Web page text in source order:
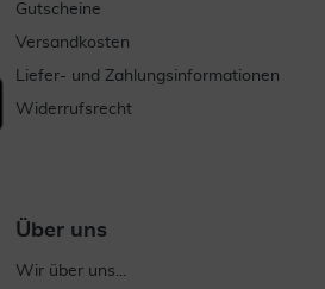
Gutscheine
Versandkosten
Liefer- und Zahlungsinformationen
Widerrufsrecht
Über uns
Wir über uns...